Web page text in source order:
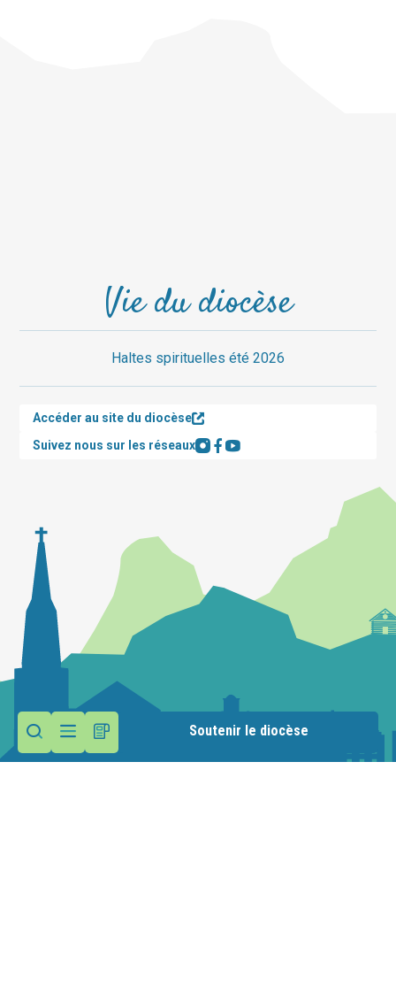
Soutenir le diocèse
Vie du diocèse
Haltes spirituelles été 2026
Accéder au site du diocèse
Suivez nous sur les réseaux